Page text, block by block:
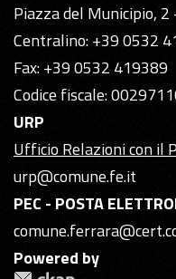
Piazza del Municipio,
Centralino: +39 0532
Fax: +39 0532 419389
Codice fiscale:
URP
Ufficio Relazioni con il
urp@comune.fe.it
PEC - POSTA
Powered by